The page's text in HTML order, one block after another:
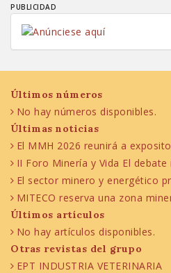
PUBLICIDAD
Últimos números
No hay números disponibles.
Últimas noticias
El MMH 2026 reunirá a
II Foro Minería y Vida El debate
El sector minero y energético
MITECO reserva una zona
Últimos artículos
No hay artículos disponibles.
Otras revistas del grupo
EPT INDUSTRIA VETERINARIA